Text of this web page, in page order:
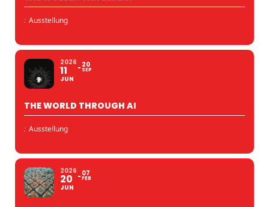
: Ausstellung
2026
11
JUN
20
SEP
THE WORLD THROUGH AI
: Ausstellung
2026
20
JUN
07
FEB